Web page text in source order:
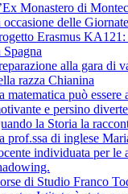
Monastero di
occasione delle
Erasmus
Spagna
alla gara di
razza Chianina
matematica può essere
e persino
la Storia la
prof.ssa di inglese
individuata per le
di Studio Franco